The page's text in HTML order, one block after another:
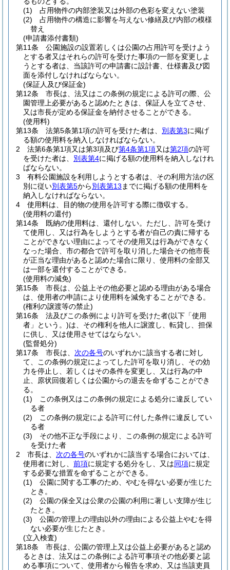
(1)
占用物件の内部塗装又は外部の色彩を変えない塗装
(2)
占用物件の構造に影響を与えない修繕及び内部の模様
替え
(申請書添付書類)
第11条
公園施設の設置若しくは公園の占用許可を受けよう
とする者又はそれらの許可を受けた事項の一部を変更しよ
うとする者は、当該許可の申請書に設計書、仕様書及び図
面を添付しなければならない。
(保証人及び保証金)
第12条
市長は、法又はこの条例の規定による許可の際、公
園管理上必要があると認めたときは、保証人を立てさせ、
又は市長が定める保証金を納付させることができる。
(使用料)
第13条
法第5条第1項の許可を受けた者は、 別表第3に掲げ
る額の使用料を納入しなければならない。
2
法第6条第1項又は第3項及び第4条第1項又は第2項の許可
を受けた者は、 別表第4に掲げる額の使用料を納入しなけれ
ばならない。
3
有料公園施設を利用しようとする者は、その利用方法の区
別に従い別表第5から別表第13 までに掲げる額の使用料を
納入しなければならない。
4
使用料は、目的物の使用を許可する際に徴収する。
(使用料の還付)
第14条
既納の使用料は、還付しない。 ただし、許可を受け
て使用し、又は行為をしようとする者が自己の責に帰する
ことができない理由によってその使用又は行為ができなく
なった場合、市の都合で許可を取り消した場合その他市長
が正当な理由があると認めた場合に限り、使用料の全部又
は一部を還付することができる。
(使用料の減免)
第15条
市長は、公益上その他必要と認める理由がある場合
は、使用者の申請により使用料を減免することができる。
(権利の譲渡等の禁止)
第16条
法及びこの条例により許可を受けた者(以下「使用
者」という。)は、その権利を他人に譲渡し、転貸し、担保
に供し、又は使用させてはならない。
(監督処分)
第17条
市長は、 次の各号のいずれかに該当する者に対し
て、この条例の規定によってした許可を取り消し、その効
力を停止し、若しくはその条件を変更し、又は行為の中
止、原状回復若しくは公園からの退去を命ずることができ
る。
(1)
この条例又はこの条例の規定による処分に違反してい
る者
(2)
この条例の規定による許可に付した条件に違反してい
る者
(3)
その他不正な手段により、この条例の規定による許可
を受けた者
2
市長は、 次の各号のいずれかに該当する場合においては、
使用者に対し、 前項に規定する処分をし、又は同項に規定
する必要な措置を命ずることができる。
(1)
公園に関する工事のため、やむを得ない必要が生じた
とき。
(2)
公園の保全又は公衆の公園の利用に著しい支障が生じ
たとき。
(3)
公園の管理上の理由以外の理由による公益上やむを得
ない必要が生じたとき。
(立入検査)
第18条
市長は、公園の管理上又は公益上必要があると認め
るときは、法又はこの条例による許可事項その他必要と認
める事項について、使用者から報告を求め、又は当該吏員